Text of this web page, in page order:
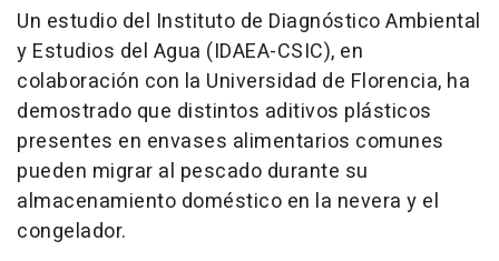
Un estudio del Instituto de Diagnóstico Ambiental
y Estudios del Agua (IDAEA-CSIC), en
colaboración con la Universidad de Florencia, ha
demostrado que distintos aditivos plásticos
presentes en envases alimentarios comunes
pueden migrar al pescado durante su
almacenamiento doméstico en la nevera y el
congelador.